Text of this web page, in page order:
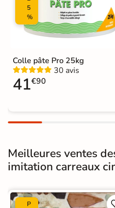
Plancher
Chauffant
Oui
Choix
Origine Espagne
5
%
Colle pâte Pro 25kg
30 avis
41€90
Meilleures ventes
imitation carreaux
P